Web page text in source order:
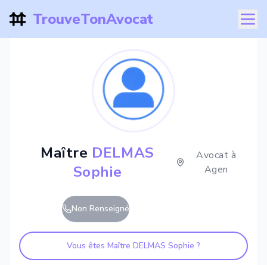
TrouveTonAvocat
Maître DELMAS
Sophie
Avocat à
Agen
Non Renseigné
Vous êtes Maître DELMAS Sophie ?